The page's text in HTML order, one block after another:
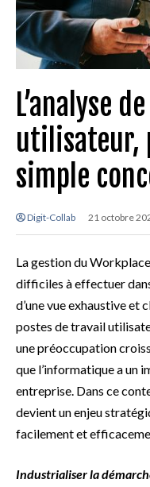
L’analyse
utilisateur,
simple
Digit-Collab 21 octobre
La gestion du
difficiles à effectuer
d’une vue exhaustive et
postes de travail
une préoccupation
que l’informatique a un
entreprise. Dans ce
devient un enjeu
facilement et
Industrialiser la